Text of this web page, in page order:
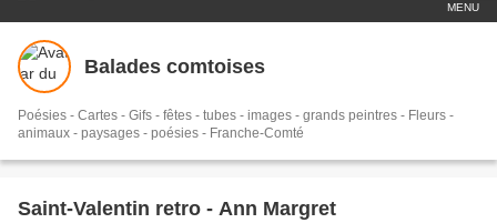
MENU
Balades comtoises
Poésies - Cartes - Gifs - fêtes - tubes - images - grands peintres - Fleurs -
animaux - paysages - poésies - Franche-Comté
Saint-Valentin retro - Ann Margret